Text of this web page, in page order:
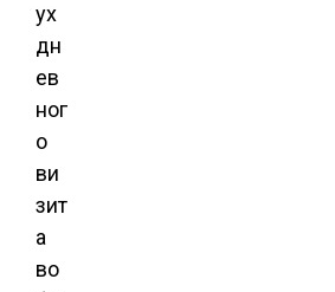
ух
дн
ев
ног
о
ви
зит
а
во